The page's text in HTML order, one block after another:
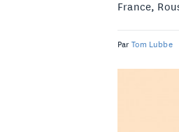
France,
Par Tom Lubbe